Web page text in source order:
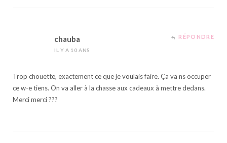
chauba
IL Y A 10 ANS
RÉPONDRE
Trop chouette, exactement ce que je voulais faire. Ça va ns occuper
ce w-e tiens. On va aller à la chasse aux cadeaux à mettre dedans.
Merci merci ???